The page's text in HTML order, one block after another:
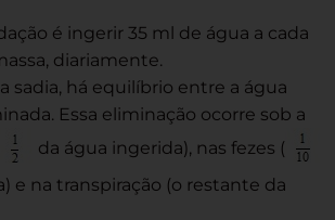
é ingerir 35 ml de água a cada
diariamente.
sadia, há equilíbrio entre a água
Essa eliminação ocorre sob a
da água ingerida), nas fezes (
e na transpiração (o restante da